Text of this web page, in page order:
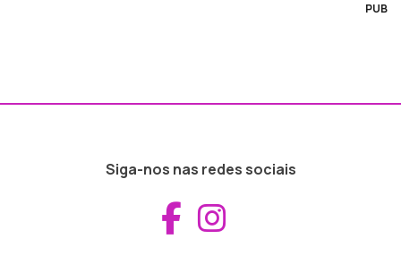
PUB
Siga-nos nas redes sociais
Aceder ao